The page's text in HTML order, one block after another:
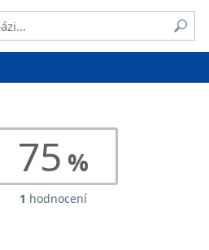
75
1 hodnocení